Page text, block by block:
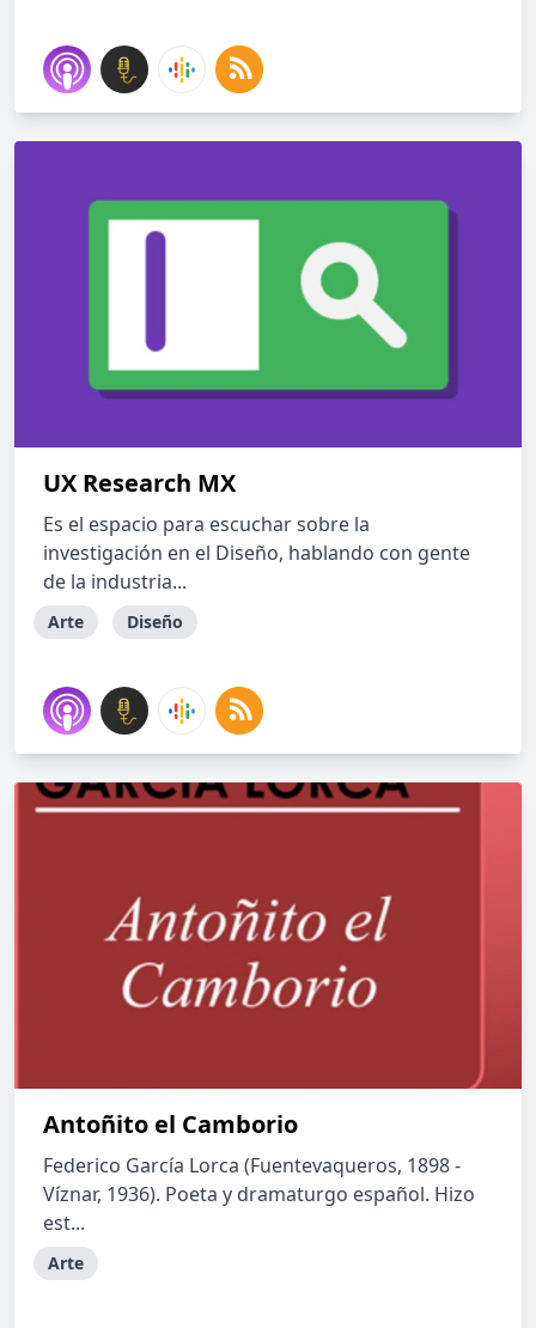
UX Research MX
Es el espacio para escuchar sobre la
investigación en el Diseño, hablando con gente
de la industria...
Arte Diseño
Antoñito el Camborio
Federico García Lorca (Fuentevaqueros, 1898 -
Víznar, 1936). Poeta y dramaturgo español. Hizo
est...
Arte